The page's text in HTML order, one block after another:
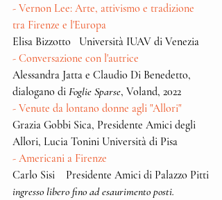
- Vernon Lee: Arte, attivismo e tradizione
tra Firenze e l'Europa
Elisa Bizzotto   Università IUAV di Venezia
- Conversazione con l'autrice
Alessandra Jatta e Claudio Di Benedetto,
dialogano di Foglie Sparse, Voland, 2022
- Venute da lontano donne agli "Allori"
Grazia Gobbi Sica, Presidente Amici degli
Allori, Lucia Tonini Università di Pisa
- Americani a Firenze
Carlo Sisi    Presidente Amici di Palazzo Pitti
ingresso libero fino ad esaurimento posti.